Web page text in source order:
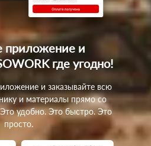
приложение и
где угодно!
и заказывайте всю
и материалы прямо со
удобно. Это быстро. Это
просто.